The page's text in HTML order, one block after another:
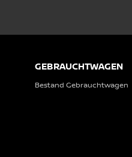
GEBRAUCHTWAGEN
Bestand Gebrauchtwagen